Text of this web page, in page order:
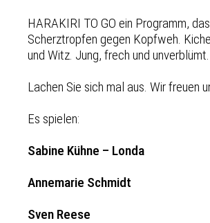
HARAKIRI TO GO ein Programm,
Scherztropfen gegen Kopfweh.
und Witz. Jung, frech und unverblümt.
Lachen Sie sich mal aus. Wir freuen
Es spielen:
Sabine Kühne – Londa
Annemarie Schmidt
Sven Reese